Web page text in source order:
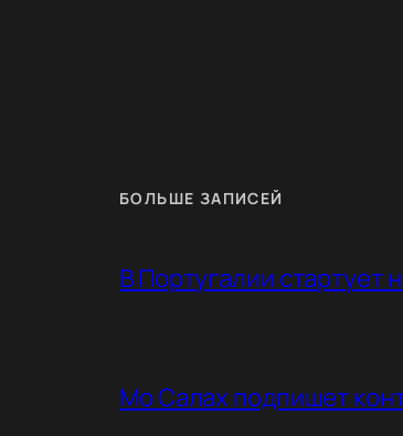
БОЛЬШЕ ЗАПИСЕЙ
В Португалии
Мо Салах подпишет